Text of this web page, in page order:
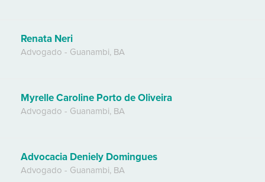
Renata Neri
Advogado - Guanambi, BA
Myrelle Caroline Porto de Oliveira
Advogado - Guanambi, BA
Advocacia Deniely Domingues
Advogado - Guanambi, BA